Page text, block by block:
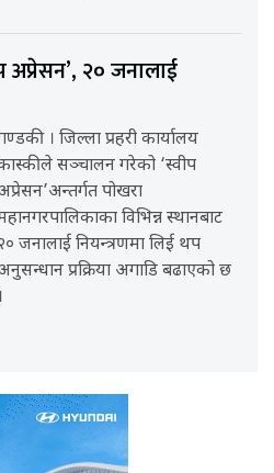
अप्रेसन’, २० जनालाई
। जिल्ला प्रहरी कार्यालय
सञ्चालन गरेको ‘स्वीप
पोखरा
विभिन्न स्थानबाट
जनालाई नियन्त्रणमा लिई थप
प्रक्रिया अगाडि बढाएको छ
।